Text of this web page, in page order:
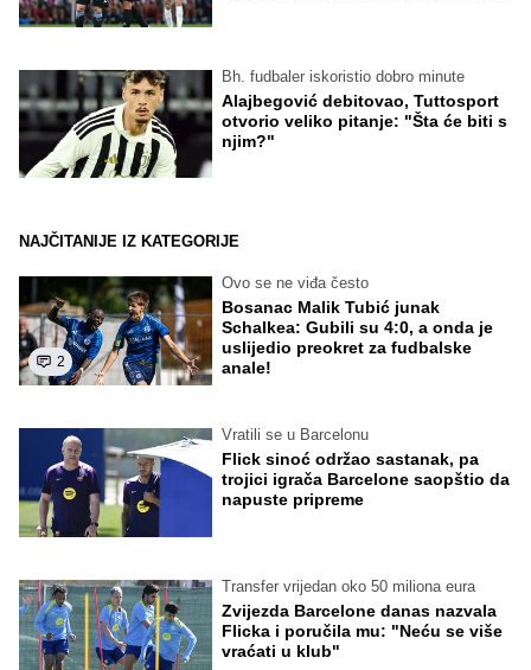
Bh. fudbaler iskoristio dobro minute
Alajbegović debitovao, Tuttosport
otvorio veliko pitanje: "Šta će biti s
njim?"
NAJČITANIJE IZ KATEGORIJE
2
Ovo se ne viđa često
Bosanac Malik Tubić junak
Schalkea: Gubili su 4:0, a onda je
uslijedio preokret za fudbalske
anale!
Vratili se u Barcelonu
Flick sinoć održao sastanak, pa
trojici igrača Barcelone saopštio da
napuste pripreme
Transfer vrijedan oko 50 miliona eura
Zvijezda Barcelone danas nazvala
Flicka i poručila mu: "Neću se više
vraćati u klub"